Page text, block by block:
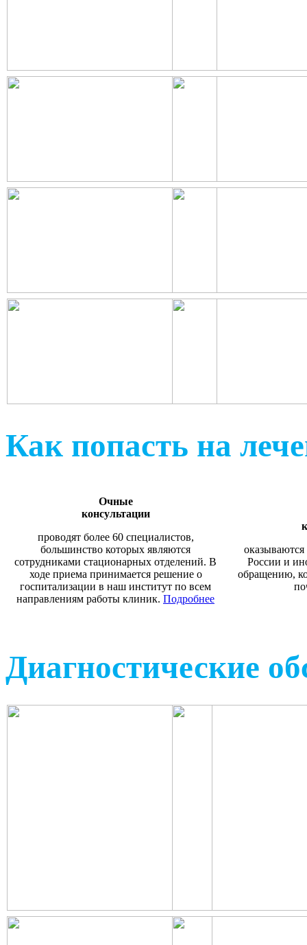
Как попасть на
Очные
консультации
проводят более 60 специалистов,
большинство которых являются
сотрудниками стационарных отделений. В
ходе приема принимается решение о
госпитализации в наш институт по всем
направлениям работы клиник. Подробнее
России и
обращению,
Диагностические